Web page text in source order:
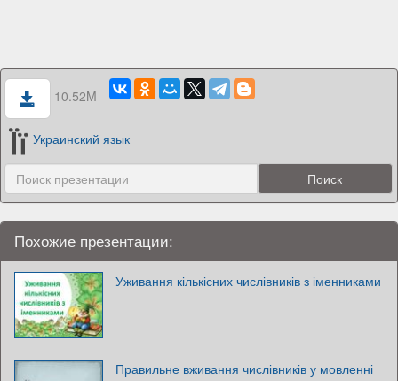
10.52M
Украинский язык
Похожие презентации:
Уживання кількісних числівників з іменниками
Правильне вживання числівників у мовленні